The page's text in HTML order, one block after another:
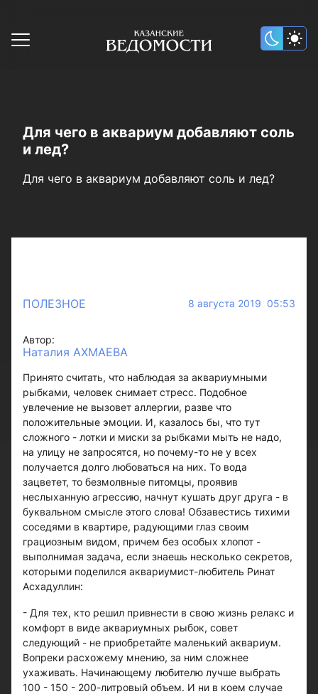
Для чего в аквариум добавляют соль
и лед?
Для чего в аквариум добавляют соль и лед?
ПОЛЕЗНОЕ 8 августа 2019 05:53
Автор:
Наталия АХМАЕВА
Принято считать, что наблюдая за аквариумными
рыбками, человек снимает стресс. Подобное
увлечение не вызовет аллергии, разве что
положительные эмоции. И, казалось бы, что тут
сложного - лотки и миски за рыбками мыть не надо,
на улицу не запросятся, но почему-то не у всех
получается долго любоваться на них. То вода
зацветет, то безмолвные питомцы, проявив
неслыханную агрессию, начнут кушать друг друга - в
буквальном смысле этого слова! Обзавестись тихими
соседями в квартире, радующими глаз своим
грациозным видом, причем без особых хлопот -
выполнимая задача, если знаешь несколько секретов,
которыми поделился аквариумист-любитель Ринат
Асхадуллин:
- Для тех, кто решил привнести в свою жизнь релакс и
комфорт в виде аквариумных рыбок, совет
следующий - не приобретайте маленький аквариум.
Вопреки расхожему мнению, за ним сложнее
ухаживать. Начинающему любителю лучше выбрать
100 - 150 - 200-литровый объем. И ни в коем случае